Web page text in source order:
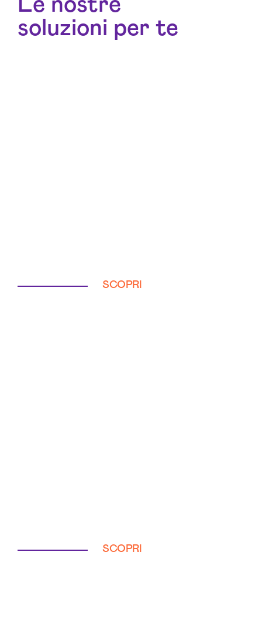
Le nostre
soluzioni per te
SCOPRI
SCOPRI